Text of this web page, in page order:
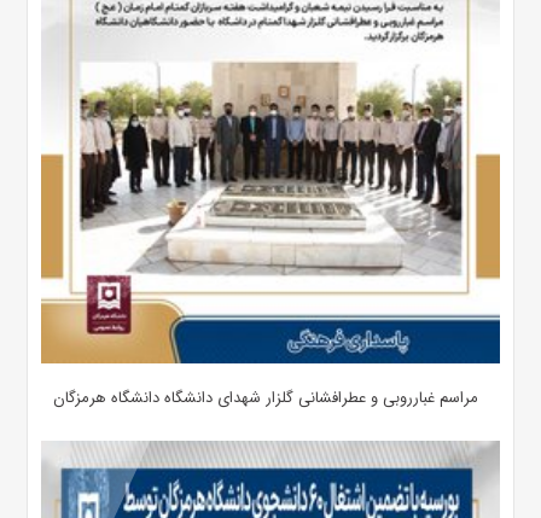
مراسم غبارروبی و عطرافشانی گلزار شهدای دانشگاه دانشگاه هرمزگان